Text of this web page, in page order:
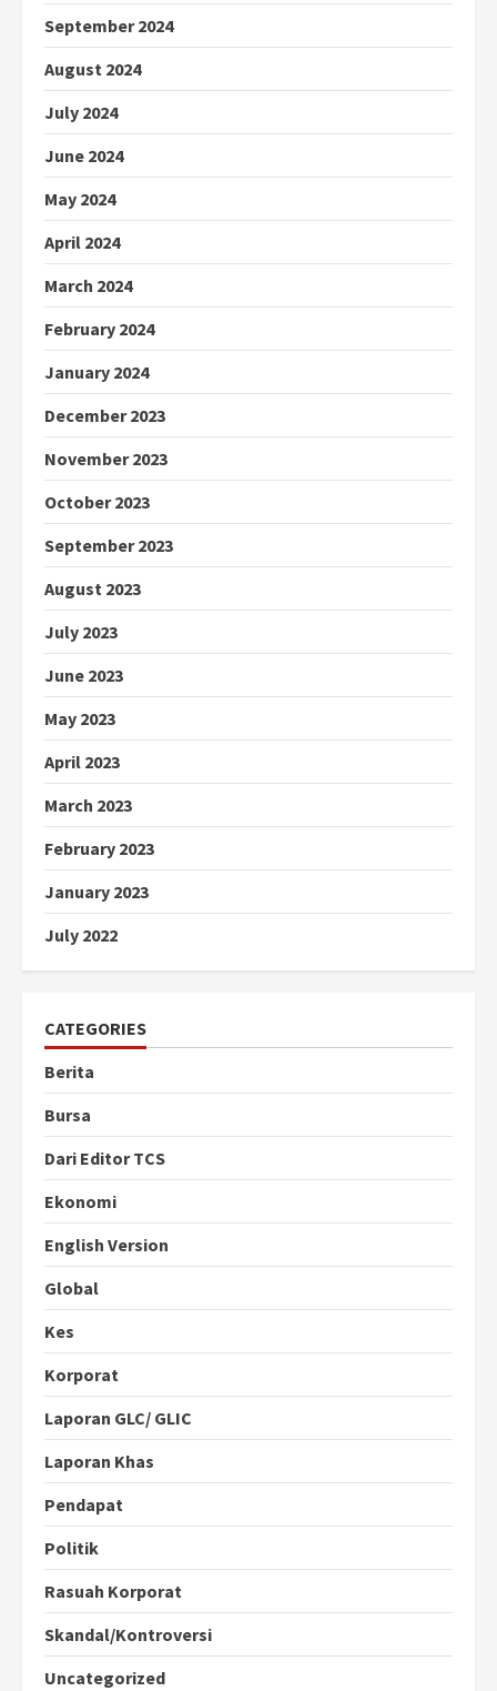
September 2024
August 2024
July 2024
June 2024
May 2024
April 2024
March 2024
February 2024
January 2024
December 2023
November 2023
October 2023
September 2023
August 2023
July 2023
June 2023
May 2023
April 2023
March 2023
February 2023
January 2023
July 2022
CATEGORIES
Berita
Bursa
Dari Editor TCS
Ekonomi
English Version
Global
Kes
Korporat
Laporan GLC/ GLIC
Laporan Khas
Pendapat
Politik
Rasuah Korporat
Skandal/Kontroversi
Uncategorized